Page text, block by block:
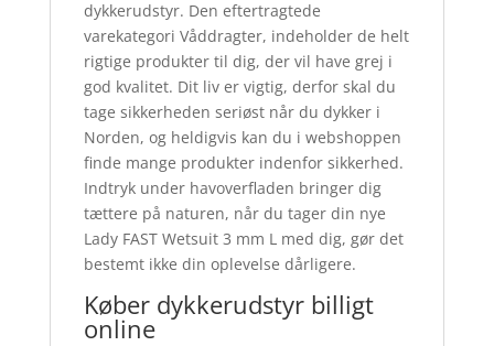
dykkerudstyr. Den eftertragtede
varekategori Våddragter, indeholder de helt
rigtige produkter til dig, der vil have grej i
god kvalitet. Dit liv er vigtig, derfor skal du
tage sikkerheden seriøst når du dykker i
Norden, og heldigvis kan du i webshoppen
finde mange produkter indenfor sikkerhed.
Indtryk under havoverfladen bringer dig
tættere på naturen, når du tager din nye
Lady FAST Wetsuit 3 mm L med dig, gør det
bestemt ikke din oplevelse dårligere.
Køber dykkerudstyr billigt
online